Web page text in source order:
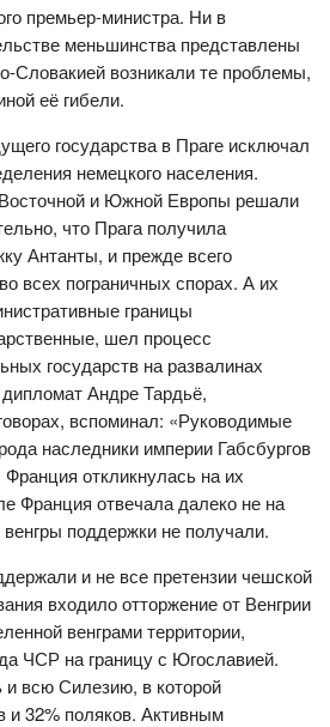
премьер-министра. Ни в
меньшинства представлены
Словакией возникали те проблемы,
её гибели.
государства в Праге исключал
немецкого населения.
и Южной Европы решали
что Прага получила
Антанты, и прежде всего
всех пограничных спорах. А их
границы
шел процесс
государств на развалинах
Андре Тардьё,
вспоминал: «Руководимые
наследники империи Габсбургов
откликнулась на их
Франция отвечала далеко не на
поддержки не получали.
и не все претензии чешской
входило отторжение от Венгрии
венграми территории,
ЧСР на границу с Югославией.
и всю Силезию, в которой
и 32% поляков. Активным